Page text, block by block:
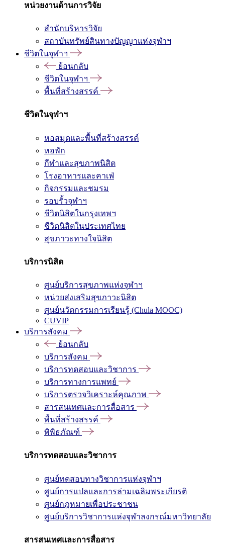
หน่วยงานด้านการวิจัย
สำนักบริหารวิจัย
สถาบันทรัพย์สินทางปัญญาแห่งจุฬาฯ
ชีวิตในจุฬาฯ
ย้อนกลับ
ชีวิตในจุฬาฯ
พื้นที่สร้างสรรค์
ชีวิตในจุฬาฯ
หอสมุดและพื้นที่สร้างสรรค์
หอพัก
กีฬาและสุขภาพนิสิต
โรงอาหารและคาเฟ่
กิจกรรมและชมรม
รอบรั้วจุฬาฯ
ชีวิตนิสิตในกรุงเทพฯ
ชีวิตนิสิตในประเทศไทย
สุขภาวะทางใจนิสิต
บริการนิสิต
ศูนย์บริการสุขภาพแห่งจุฬาฯ
หน่วยส่งเสริมสุขภาวะนิสิต
ศูนย์นวัตกรรมการเรียนรู้ (Chula MOOC)
CUVIP
บริการสังคม
ย้อนกลับ
บริการสังคม
บริการทดสอบและวิชาการ
บริการทางการแพทย์
บริการตรวจวิเคราะห์คุณภาพ
สารสนเทศและการสื่อสาร
พื้นที่สร้างสรรค์
พิพิธภัณฑ์
บริการทดสอบและวิชาการ
ศูนย์ทดสอบทางวิชาการแห่งจุฬาฯ
ศูนย์การแปลและการล่ามเฉลิมพระเกียรติ
ศูนย์กฎหมายเพื่อประชาชน
ศูนย์บริการวิชาการแห่งจุฬาลงกรณ์มหาวิทยาลัย
สารสนเทศและการสื่อสาร